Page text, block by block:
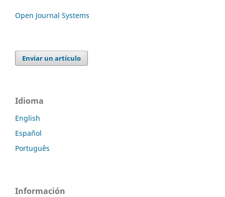
Open Journal Systems
Enviar un artículo
Idioma
English
Español
Português
Información